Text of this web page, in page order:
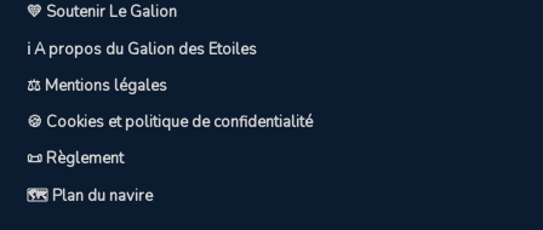
💛 Soutenir Le Galion
ℹ️ A propos du Galion des Etoiles
⚖️ Mentions légales
🍪 Cookies et politique de confidentialité
📜 Règlement
🗺️ Plan du navire